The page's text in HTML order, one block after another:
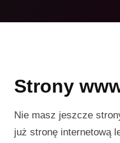
Strony
Nie masz jeszcze
już stronę internetową